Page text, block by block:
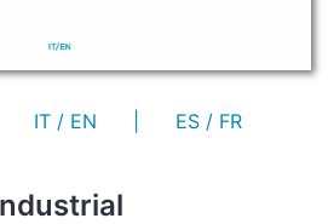
IT / EN ES / FR